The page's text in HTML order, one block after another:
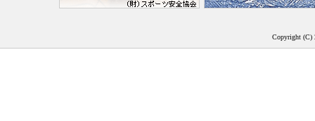
Copyright (C)